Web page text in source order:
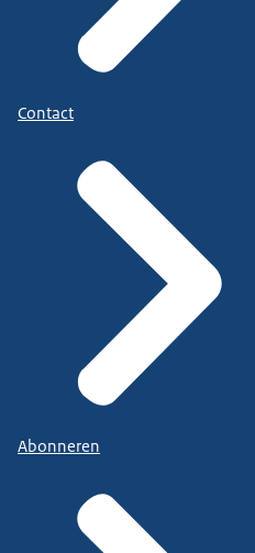
Contact
Abonneren